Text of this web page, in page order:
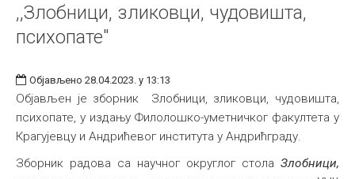
,,Злобници, зликовци, чудовишта,
психопате"
Објављено 28.04.2023. у 13:13
Објављен је зборник Злобници, зликовци, чудовишта,
психопате, у издању Филолошко-уметничког факултета у
Крагујевцу и Андрићевог института у Андрићграду.
Зборник радова са научног округлог стола Злобници,